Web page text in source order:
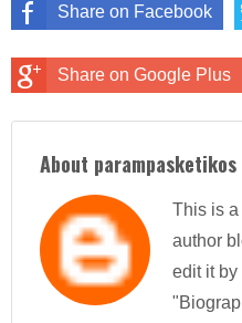
Share on Facebook
Share on Google Plus
About parampasketikos
This is
author
edit it by